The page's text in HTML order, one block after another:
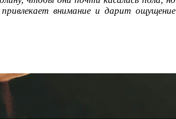
внимание и дарит ощущение